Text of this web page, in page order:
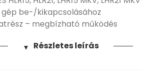
be-/kikapcsolásához
– megbízható működés
▼ Részletes leírás